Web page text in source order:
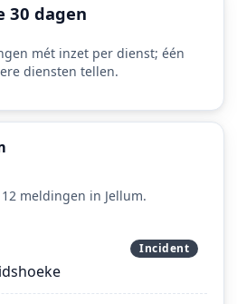
30 dagen
mét inzet per dienst; één
diensten tellen.
meldingen in Jellum.
Incident